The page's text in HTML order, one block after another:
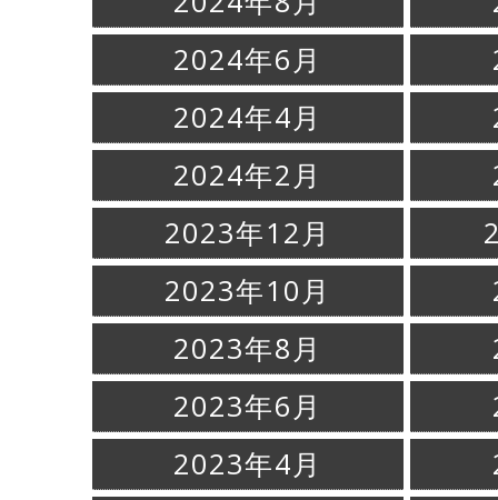
2024年6月
2024年4月
2024年2月
2023年12月
2023年10月
2023年8月
2023年6月
2023年4月